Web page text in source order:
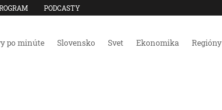
PODCASTY
po minúte Slovensko Svet Ekonomika Regióny